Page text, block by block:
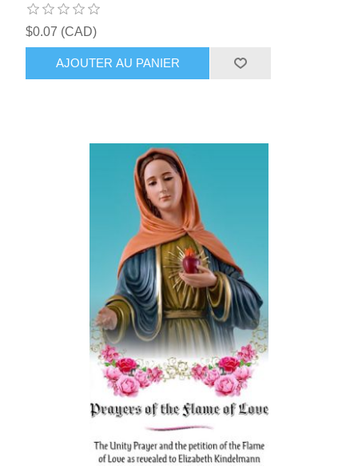
$0.07 (CAD)
AJOUTER AU PANIER